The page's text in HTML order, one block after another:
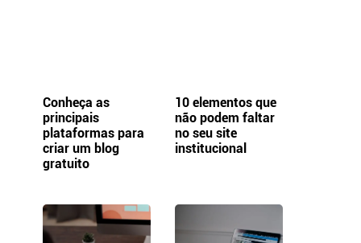
Conheça as
principais
plataformas para
criar um blog
gratuito
10 elementos que
não podem faltar
no seu site
institucional